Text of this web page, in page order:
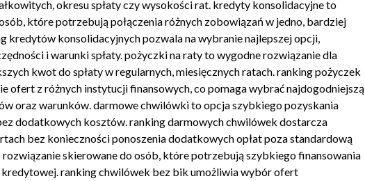
okresu spłaty czy wysokości rat. kredyty konsolidacyjne to
które potrzebują połączenia różnych zobowiązań w jedno, bardziej
kredytów konsolidacyjnych pozwala na wybranie najlepszej opcji,
i warunki spłaty. pożyczki na raty to wygodne rozwiązanie dla
kwot do spłaty w regularnych, miesięcznych ratach. ranking pożyczek
ofert z różnych instytucji finansowych, co pomaga wybrać najdogodniejszą
oraz warunków. darmowe chwilówki to opcja szybkiego pozyskania
dodatkowych kosztów. ranking darmowych chwilówek dostarcza
bez konieczności ponoszenia dodatkowych opłat poza standardową
skierowane do osób, które potrzebują szybkiego finansowania
ranking chwilówek bez bik umożliwia wybór ofert